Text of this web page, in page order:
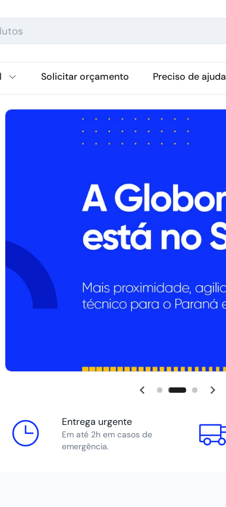
Solicitar orçamento Preciso de ajuda
Entrega urgente
Em até 2h em casos de
emergência.